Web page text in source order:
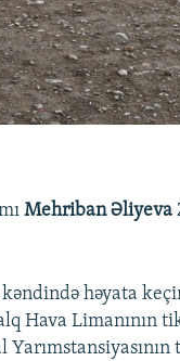
Mehriban Əliyeva
həyata
Hava Limanının